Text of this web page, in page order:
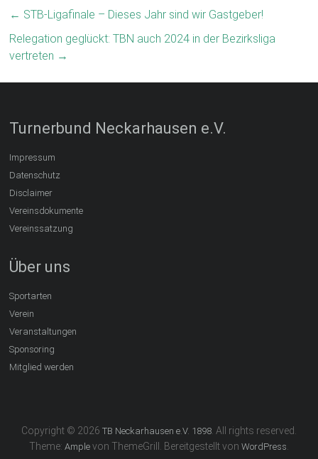
← STB-Ligafinale – Dieses Jahr sind wir Gastgeber!
Relegation geglückt: TBN auch 2024 in der Bezirksliga
vertreten →
Turnerbund Neckarhausen e.V.
Impressum
Datenschutz
Disclaimer
Vereinsdokumente
Vereinssatzung
Über uns
Sportarten
Verein
Veranstaltungen
Sponsoring
Mitglied werden
Copyright © 2026 TB Neckarhausen e.V. 1898. All rights reserved.
Theme: Amplevon ThemeGrill. Bereitgestellt von WordPress